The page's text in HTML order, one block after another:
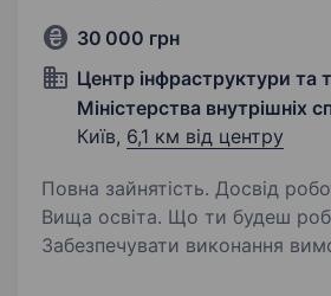
30 000 грн
Центр інфраструктури та
Міністерства внутрішніх
Київ, 6,1 км від центру
Повна зайнятість. Досвід
Вища освіта. Що ти будеш робити:
Забезпечувати виконання